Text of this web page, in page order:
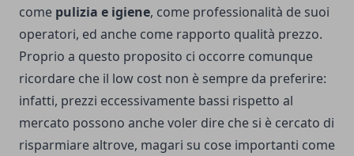
come pulizia e igiene, come professionalità de suoi
operatori, ed anche come rapporto qualità prezzo.
Proprio a questo proposito ci occorre comunque
ricordare che il low cost non è sempre da preferire:
infatti, prezzi eccessivamente bassi rispetto al
mercato possono anche voler dire che si è cercato di
risparmiare altrove, magari su cose importanti come